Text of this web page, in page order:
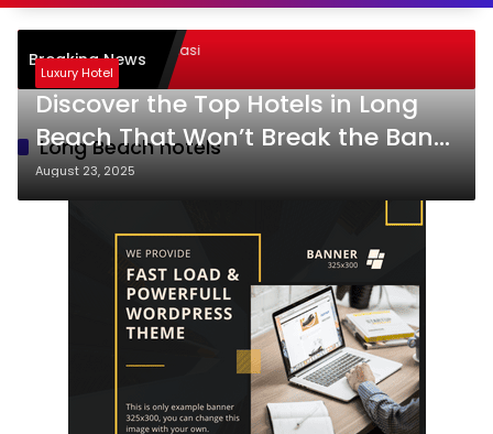
Breaking News
dalam Transformasi
Long Beach hotels
Luxury Hotel
Discover the Top Hotels in Long
Beach That Won’t Break the Bank
– Your Ultimate Guide!
August 23, 2025